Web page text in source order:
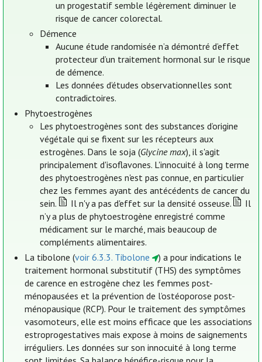
un progestatif semble légèrement diminuer le
risque de cancer colorectal.
Démence
Aucune étude randomisée n’a démontré d’effet
protecteur d’un traitement hormonal sur le risque
de démence.
Les données d’études observationnelles sont
contradictoires.
Phytoestrogènes
Les phytoestrogènes sont des substances d’origine
végétale qui se fixent sur les récepteurs aux
estrogènes. Dans le soja (Glycine max), il s'agit
principalement d'isoflavones. L'innocuité à long terme
des phytoestrogènes n'est pas connue, en particulier
chez les femmes ayant des antécédents de cancer du
sein.
Il n'y a pas d'effet sur la densité osseuse.
Il
n’y a plus de phytoestrogène enregistré comme
médicament sur le marché, mais beaucoup de
compléments alimentaires.
La tibolone (voir 6.3.3. Tibolone
) a pour indications le
traitement hormonal substitutif (THS) des symptômes
de carence en estrogène chez les femmes post-
ménopausées et la prévention de l’ostéoporose post-
ménopausique (RCP). Pour le traitement des symptômes
vasomoteurs, elle est moins efficace que les associations
estroprogestatives mais expose à moins de saignements
irréguliers. Les données sur son innocuité à long terme